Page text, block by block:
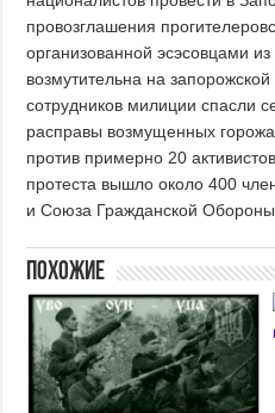
провозглашения
организованной эсэсовцами
возмутительна на
сотрудников милиции спасли
расправы возмущенных
против примерно 20
протеста вышло около 400
и Союза Гражданской Обороны.
Похожие